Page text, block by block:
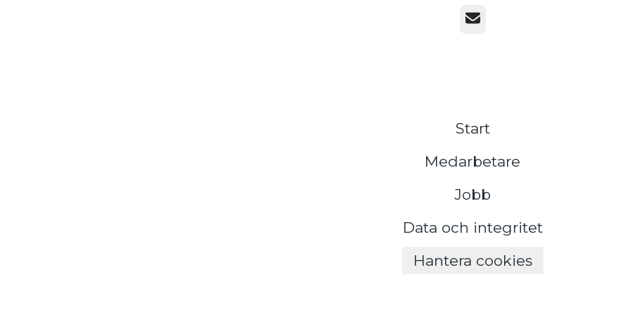
E-post
Start
Medarbetare
Jobb
Data och integritet
Hantera cookies